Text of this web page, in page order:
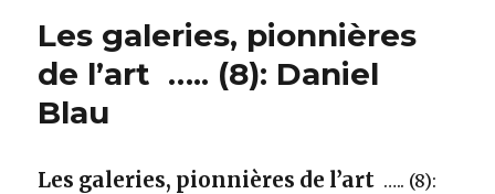
Les galeries, pionnières
de l’art ….. (8): Daniel
Blau
Les galeries, pionnières de l’art ….. (8):